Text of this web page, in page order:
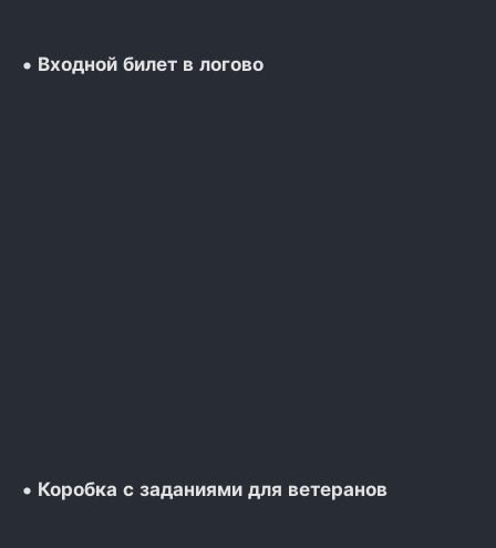
• Входной билет в логово
• Коробка с заданиями для ветеранов